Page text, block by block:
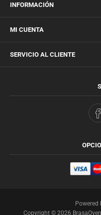
INFORMACIÓN
MI CUENTA
SERVICIO AL CLIENTE
Powered
Copyright © 2026